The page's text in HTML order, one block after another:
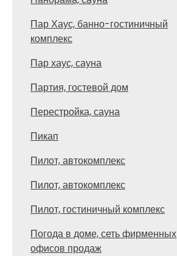
Пар Хаус, банно-гостиничный
комплекс
Пар хаус, сауна
Партия, гостевой дом
Перестройка, сауна
Пикап
Пилот, автокомплекс
Пилот, автокомплекс
Пилот, гостиничный комплекс
Погода в доме, сеть фирменных
офисов продаж